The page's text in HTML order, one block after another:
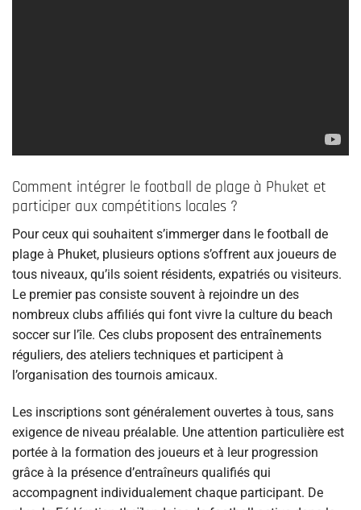
Comment intégrer le football de plage à Phuket et
participer aux compétitions locales ?
Pour ceux qui souhaitent s’immerger dans le football de
plage à Phuket, plusieurs options s’offrent aux joueurs de
tous niveaux, qu’ils soient résidents, expatriés ou visiteurs.
Le premier pas consiste souvent à rejoindre un des
nombreux clubs affiliés qui font vivre la culture du beach
soccer sur l’île. Ces clubs proposent des entraînements
réguliers, des ateliers techniques et participent à
l’organisation des tournois amicaux.
Les inscriptions sont généralement ouvertes à tous, sans
exigence de niveau préalable. Une attention particulière est
portée à la formation des joueurs et à leur progression
grâce à la présence d’entraîneurs qualifiés qui
accompagnent individualement chaque participant. De